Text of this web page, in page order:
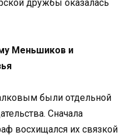
дружбы оказалась
Меньшиков и
были отдельной
Сначала
восхищался их связкой